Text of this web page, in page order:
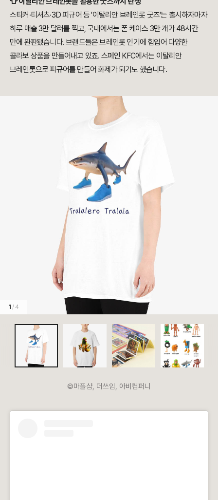
스티커·티셔츠·3D 피규어 등 '이탈리안 브레인롯 굿즈'는 출시하자마자
하루 매출 3만 달러를 찍고, 국내에서는 폰 케이스 3만 개가 48시간
만에 완판됐습니다. 브랜드들은 브레인롯 인기에 힘입어 다양한
콜라보 상품을 만들어내고 있죠. 스페인 KFC에서는 이탈리안
브레인롯으로 피규어를 만들어 화제가 되기도 했습니다.
1 / 4
©마플샵, 더쓰임, 아비컴퍼니